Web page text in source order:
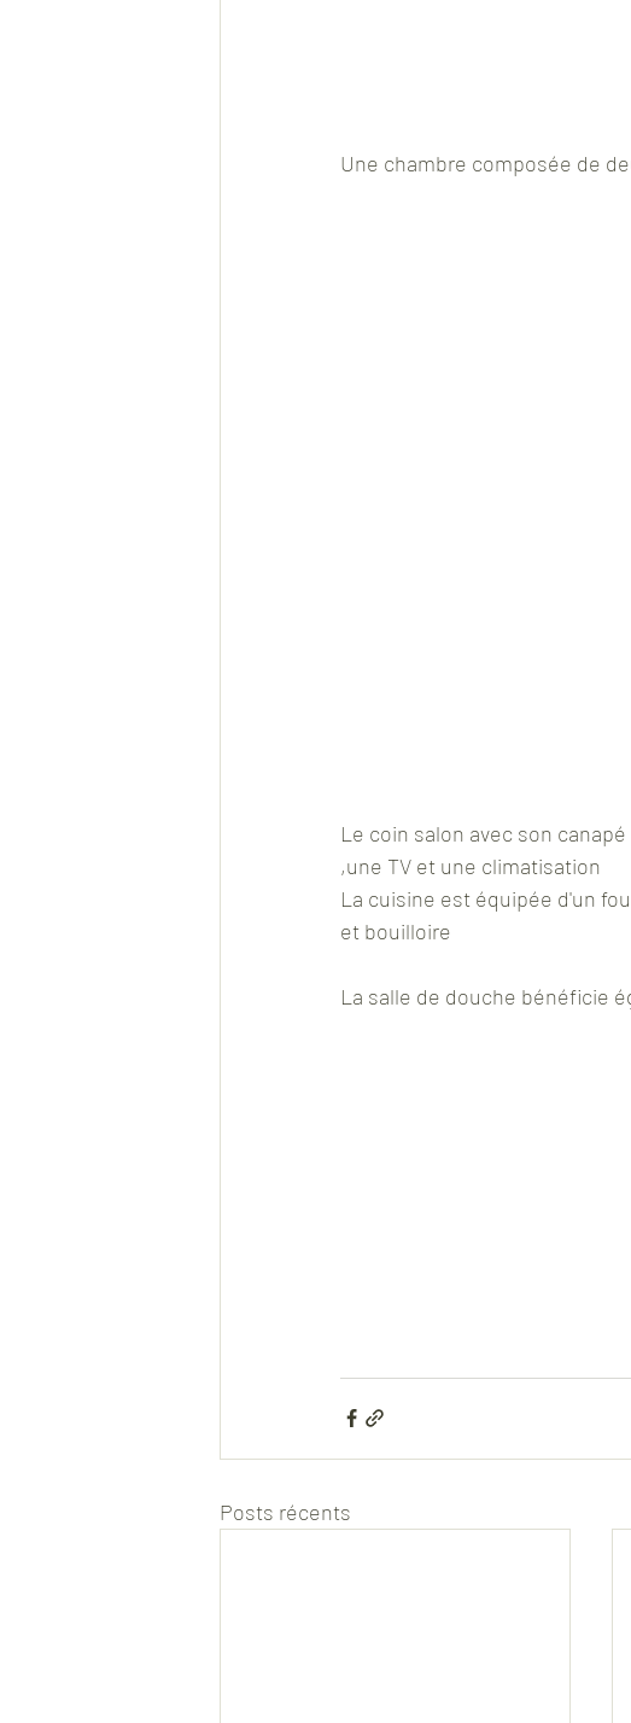
Une chambre composée de
Le coin salon avec son
,une TV et une climatisation
La cuisine est équipée d'un
et bouilloire
La salle de douche bénéficie
Posts récents